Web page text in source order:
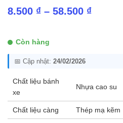
8.500 ₫ – 58.500 ₫Khoảng
Còn hàng
📅 Cập nhật: 24/02/2026
Chất liệu bánh
xe
Nhựa cao su
Chất liệu càng Thép mạ kẽm